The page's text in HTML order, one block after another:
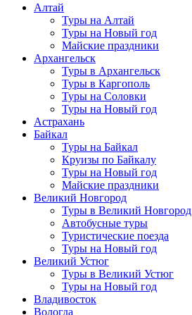
Алтай
Туры на Алтай
Туры на Новый год
Майские праздники
Архангельск
Туры в Архангельск
Туры в Каргополь
Туры на Соловки
Туры на Новый год
Астрахань
Байкал
Туры на Байкал
Круизы по Байкалу
Туры на Новый год
Майские праздники
Великий Новгород
Туры в Великий Новгород
Автобусные туры
Туристические поезда
Туры на Новый год
Великий Устюг
Туры в Великий Устюг
Туры на Новый год
Владивосток
Вологда